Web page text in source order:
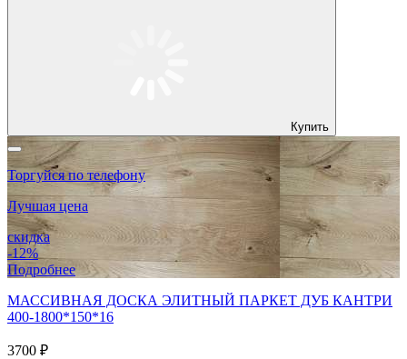
Купить
Торгуйся по телефону
Лучшая цена
скидка
-12%
Подробнее
МАССИВНАЯ ДОСКА ЭЛИТНЫЙ ПАРКЕТ ДУБ КАНТРИ
400-1800*150*16
3700 ₽